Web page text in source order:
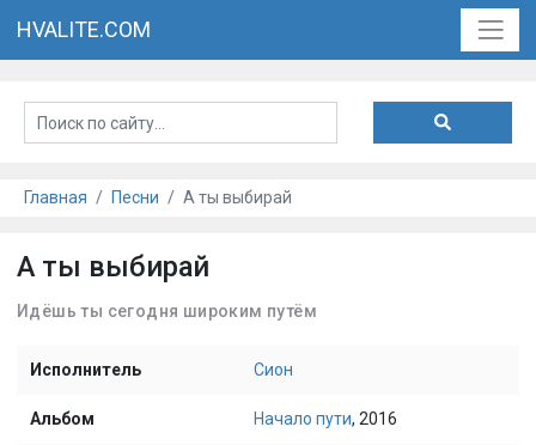
HVALITE.COM
Главная Песни А ты выбирай
А ты выбирай
Идёшь ты сегодня широким путём
Исполнитель Сион
Альбом Начало пути, 2016